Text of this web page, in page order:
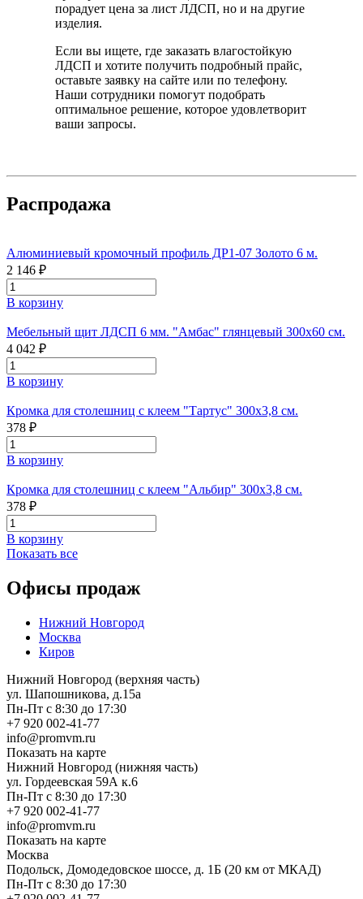
порадует цена за лист ЛДСП, но и на другие
изделия.
Если вы ищете, где заказать влагостойкую
ЛДСП и хотите получить подробный прайс,
оставьте заявку на сайте или по телефону.
Наши сотрудники помогут подобрать
оптимальное решение, которое удовлетворит
ваши запросы.
Распродажа
Алюминиевый кромочный профиль ДР1-07 Золото 6 м.
2 146 ₽
В корзину
Мебельный щит ЛДСП 6 мм. "Амбас" глянцевый 300х60 см.
4 042 ₽
В корзину
Кромка для столешниц с клеем "Тартус" 300х3,8 см.
378 ₽
В корзину
Кромка для столешниц с клеем "Альбир" 300х3,8 см.
378 ₽
В корзину
Показать все
Офисы продаж
Нижний Новгород
Москва
Киров
Нижний Новгород (верхняя часть)
ул. Шапошникова, д.15а
Пн-Пт с 8:30 до 17:30
+7 920 002-41-77
info@promvm.ru
Показать на карте
Нижний Новгород (нижняя часть)
ул. Гордеевская 59А к.6
Пн-Пт с 8:30 до 17:30
+7 920 002-41-77
info@promvm.ru
Показать на карте
Москва
Подольск, Домодедовское шоссе, д. 1Б (20 км от МКАД)
Пн-Пт с 8:30 до 17:30